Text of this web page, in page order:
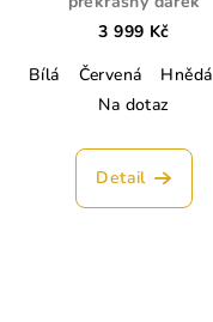
3 999 Kč
Bílá
Červená Hnědá
Na dotaz
Detail